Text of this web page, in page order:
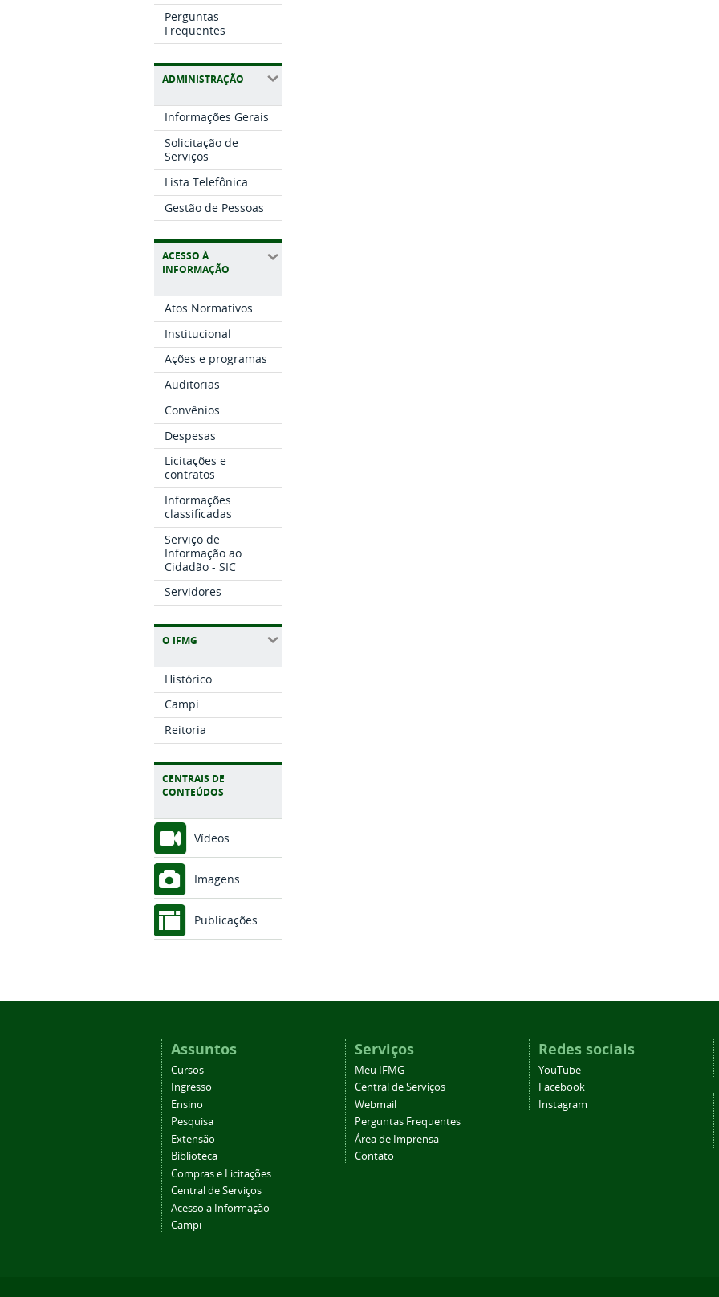
Perguntas
Frequentes
ADMINISTRAÇÃO
Informações Gerais
Solicitação de
Serviços
Lista Telefônica
Gestão de Pessoas
ACESSO À
INFORMAÇÃO
Atos Normativos
Institucional
Ações e programas
Auditorias
Convênios
Despesas
Licitações e
contratos
Informações
classificadas
Serviço de
Informação ao
Cidadão - SIC
Servidores
O IFMG
Histórico
Campi
Reitoria
CENTRAIS DE
CONTEÚDOS
Vídeos
Imagens
Publicações
Assuntos
Cursos
Ingresso
Ensino
Pesquisa
Extensão
Biblioteca
Compras e Licitações
Central de Serviços
Acesso a Informação
Campi
Serviços
Meu IFMG
Central de Serviços
Webmail
Perguntas Frequentes
Área de Imprensa
Contato
Redes sociais
YouTube
Facebook
Instagram